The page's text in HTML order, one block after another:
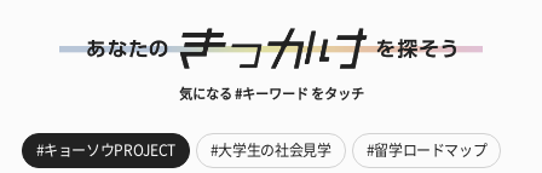
気になる #キーワード をタッチ
#キョーソウPROJECT #大学生の社会見学 #留学ロードマップ